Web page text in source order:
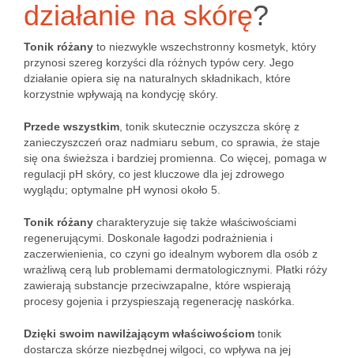
działanie na skórę?
Tonik różany to niezwykle wszechstronny kosmetyk, który
przynosi szereg korzyści dla różnych typów cery. Jego
działanie opiera się na naturalnych składnikach, które
korzystnie wpływają na kondycję skóry.
Przede wszystkim , tonik skutecznie oczyszcza skórę z
zanieczyszczeń oraz nadmiaru sebum, co sprawia, że staje
się ona świeższa i bardziej promienna. Co więcej, pomaga w
regulacji pH skóry, co jest kluczowe dla jej zdrowego
wyglądu; optymalne pH wynosi około 5.
Tonik różany charakteryzuje się także właściwościami
regenerującymi. Doskonale łagodzi podrażnienia i
zaczerwienienia, co czyni go idealnym wyborem dla osób z
wrażliwą cerą lub problemami dermatologicznymi. Płatki róży
zawierają substancje przeciwzapalne, które wspierają
procesy gojenia i przyspieszają regenerację naskórka.
Dzięki swoim nawilżającym właściwościom tonik
dostarcza skórze niezbędnej wilgoci, co wpływa na jej